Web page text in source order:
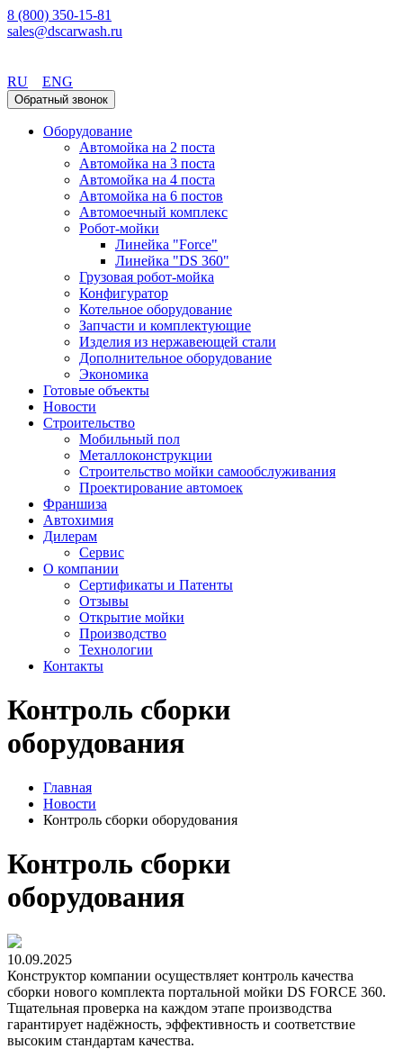
8 (800) 350-15-81
sales@dscarwash.ru
RU
ENG
Обратный звонок
Оборудование
Автомойка на 2 поста
Автомойка на 3 поста
Автомойка на 4 поста
Автомойка на 6 постов
Автомоечный комплекс
Робот-мойки
Линейка "Force"
Линейка "DS 360"
Грузовая робот-мойка
Конфигуратор
Котельное оборудование
Запчасти и комплектующие
Изделия из нержавеющей стали
Дополнительное оборудование
Экономика
Готовые объекты
Новости
Строительство
Мобильный пол
Металлоконструкции
Строительство мойки самообслуживания
Проектирование автомоек
Франшиза
Автохимия
Дилерам
Сервис
О компании
Сертификаты и Патенты
Отзывы
Открытие мойки
Производство
Технологии
Контакты
Контроль сборки
оборудования
Главная
Новости
Контроль сборки оборудования
Контроль сборки
оборудования
10.09.2025
Конструктор компании осуществляет контроль качества
сборки нового комплекта портальной мойки DS FORCE 360.
Тщательная проверка на каждом этапе производства
гарантирует надёжность, эффективность и соответствие
высоким стандартам качества.